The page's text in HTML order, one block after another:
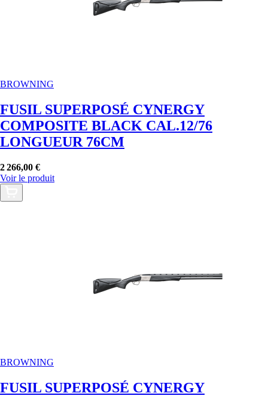
BROWNING
FUSIL SUPERPOSÉ CYNERGY
COMPOSITE BLACK CAL.12/76
LONGUEUR 76CM
2 266,00 €
Voir le produit
BROWNING
FUSIL SUPERPOSÉ CYNERGY